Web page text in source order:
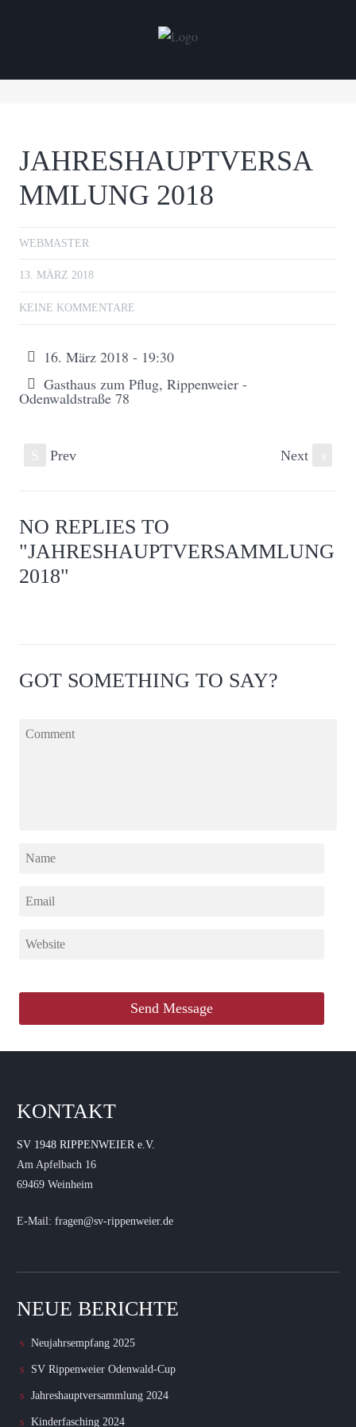
JAHRESHAUPTVERSA
MMLUNG 2018
WEBMASTER
13. MÄRZ 2018
KEINE KOMMENTARE
16. März 2018 - 19:30
Gasthaus zum Pflug, Rippenweier -
Odenwaldstraße 78
Prev Next
NO REPLIES TO
"JAHRESHAUPTVERSAMMLUNG
2018"
GOT SOMETHING TO SAY?
KONTAKT
SV 1948 RIPPENWEIER e.V.
Am Apfelbach 16
69469 Weinheim
E-Mail: fragen@sv-rippenweier.de
NEUE BERICHTE
Neujahrsempfang 2025
SV Rippenweier Odenwald-Cup
Jahreshauptversammlung 2024
Kinderfasching 2024